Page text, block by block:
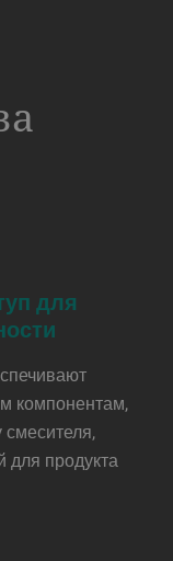
для
компонентам,
смесителя,
для продукта